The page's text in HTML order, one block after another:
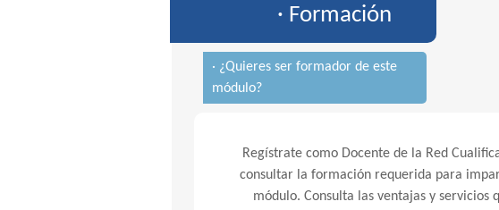
· Formación
· ¿Quieres ser formador de este
módulo?
Regístrate como Docente de la Red
consultar la formación requerida para
módulo. Consulta las ventajas y servicios